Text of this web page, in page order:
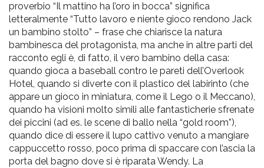
proverbio “Il mattino ha l’oro in bocca” significa
letteralmente “Tutto lavoro e niente gioco rendono Jack
un bambino stolto” – frase che chiarisce la natura
bambinesca del protagonista, ma anche in altre parti del
racconto egli è, di fatto, il vero bambino della casa:
quando gioca a baseball contro le pareti dell’Overlook
Hotel, quando si diverte con il plastico del labirinto (che
appare un gioco in miniatura, come il Lego o il Meccano),
quando ha visioni molto simili alle fantasticherie sfrenate
dei piccini (ad es. le scene di ballo nella “gold room”),
quando dice di essere il lupo cattivo venuto a mangiare
cappuccetto rosso, poco prima di spaccare con l’ascia la
porta del bagno dove si è riparata Wendy. La